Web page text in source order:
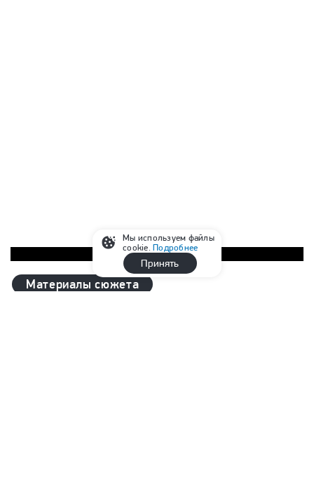
Реклама
Материалы сюжета
Мы используем файлы
cookie.Подробнее
Принять